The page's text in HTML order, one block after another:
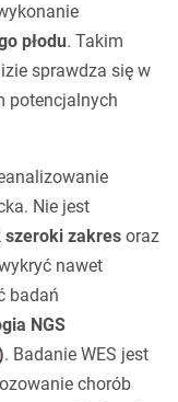
płodu. Takim
sprawdza się w
potencjalnych
Nie jest
szeroki zakres oraz
nawet
badań
NGS
. Badanie WES jest
chorób